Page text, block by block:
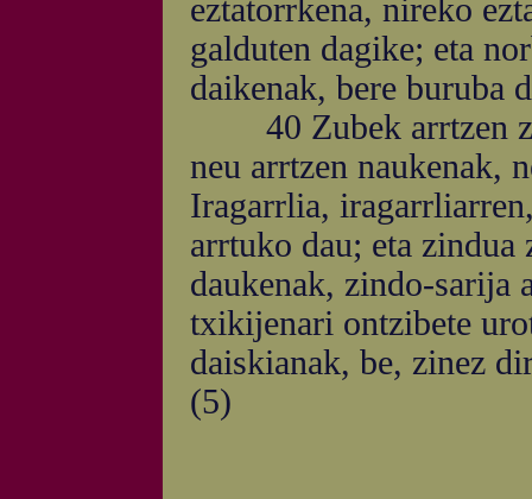
eztatorrkena, nireko
galduten dagike; eta
daikenak, bere buruba
40 Zubek arrtzen
neu arrtzen naukenak,
Iragarrlia,
arrtuko dau; eta zindua
daukenak, zindo-sarija
txikijenari ontzibete
daiskianak, be, zinez
(5)